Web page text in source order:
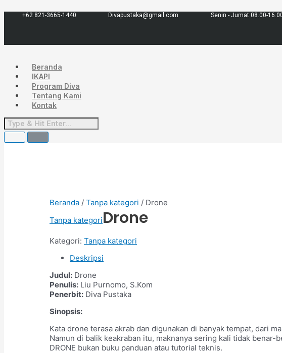
ke
+62 821-3665-1440 Divapustaka@gmail.com Senin - Jumat 08.00-
Beranda
IKAPI
Program Diva
Tentang Kami
Kontak
Beranda / Tanpa kategori / Drone
Tanpa kategoriDrone
Kategori: Tanpa kategori
Deskripsi
Judul: Drone
Penulis: Liu Purnomo, S.Kom
Penerbit: Diva Pustaka
Sinopsis:
Kata drone terasa akrab dan digunakan di banyak tempat, dari
Namun di balik keakraban itu, maknanya sering kali tidak benar-
DRONE bukan buku panduan atau tutorial teknis.